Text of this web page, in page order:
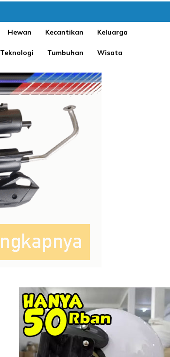
Hewan Kecantikan Keluarga
Teknologi Tumbuhan Wisata